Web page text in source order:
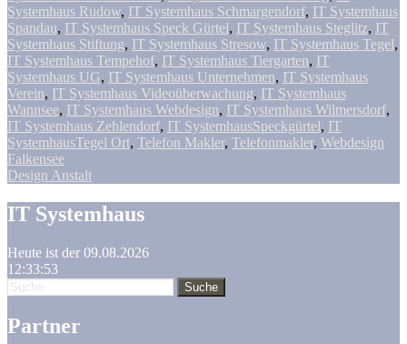
Systemhaus Rudow, IT Systemhaus Schmargendorf, IT Systemhaus
Spandau, IT Systemhaus Speck Gürtel, IT Systemhaus Steglitz, IT
Systemhaus Stiftung, IT Systemhaus Stresow, IT Systemhaus Tegel,
IT Systemhaus Tempehof, IT Systemhaus Tiergarten, IT
Systemhaus UG, IT Systemhaus Unternehmen, IT Systemhaus
Verein, IT Systemhaus Videoüberwachung, IT Systemhaus
Wannsee, IT Systemhaus Webdesign, IT Systemhaus Wilmersdorf,
IT Systemhaus Zehlendorf, IT SystemhausSpeckgürtel, IT
SystemhausTegel Ort, Telefon Makler, Telefonmakler, Webdesign
Falkensee
Design Anstalt
IT Systemhaus
Heute ist der 09.08.2026
12:33:53
Partner